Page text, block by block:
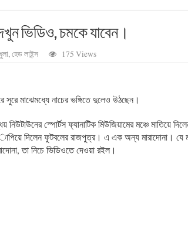
ভিডিও, চমকে যাবেন।
,হেড লাইন্স 175 Views
সুরে মাঝেমধ্যে নাচের ভঙ্গিতে দুলেও উঠছেন।
স্পোর্টস ফ্যানাটিক মিউজিয়ামের মঞ্চে মাতিয়ে
দিলেন ফুটবলের রাজপুত্র। এ এক অন্য মারাদোনা। যে
তা নিচে ভিডিওতে দেওয়া রইল।